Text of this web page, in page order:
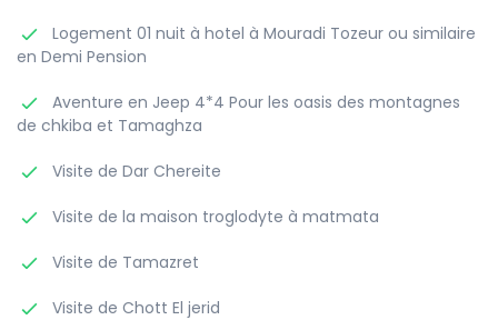
Logement 01 nuit à hotel à Mouradi Tozeur ou similaire
en Demi Pension
Aventure en Jeep 4*4 Pour les oasis des montagnes
de chkiba et Tamaghza
Visite de Dar Chereite
Visite de la maison troglodyte à matmata
Visite de Tamazret
Visite de Chott El jerid